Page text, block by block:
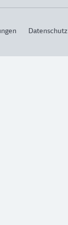
Datenschutz